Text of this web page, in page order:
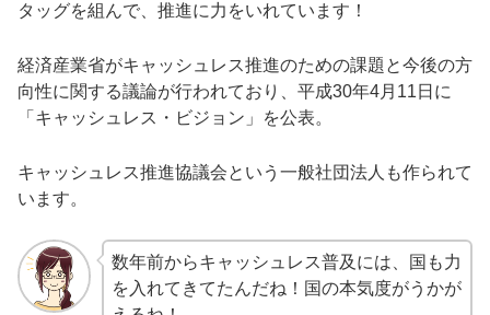
タッグを組んで、推進に力をいれています！
経済産業省がキャッシュレス推進のための課題と今後の方
向性に関する議論が行われており、平成30年4月11日に
「キャッシュレス・ビジョン」を公表。
キャッシュレス推進協議会という一般社団法人も作られて
います。
数年前からキャッシュレス普及には、国も力
を入れてきてたんだね！国の本気度がうかが